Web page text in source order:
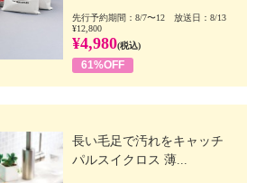
先行予約期間：8/7〜12 放送日：8/13
¥12,800
¥4,980(税込)
61%OFF
長い毛足で汚れをキャッチ
パルスイクロス 薄...